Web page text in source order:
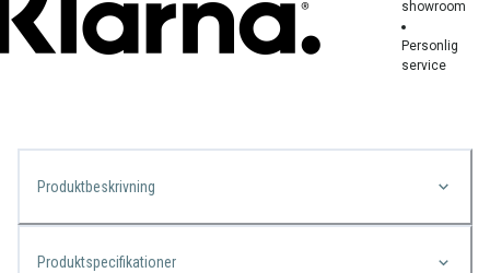
showroom
Personlig
service
Produktbeskrivning
Produktspecifikationer